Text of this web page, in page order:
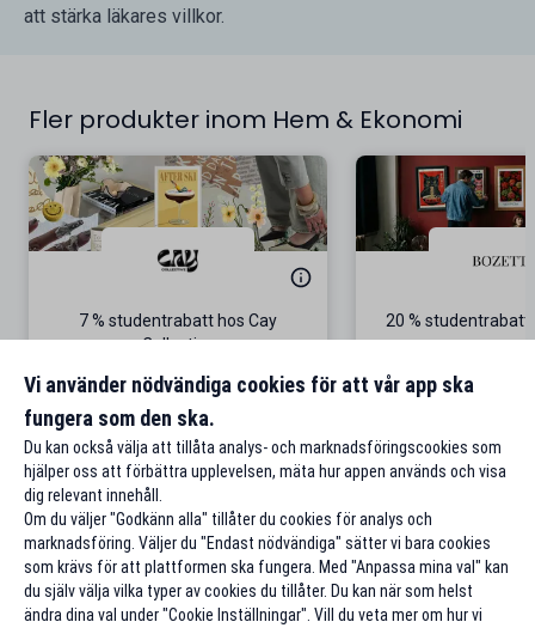
att stärka läkares villkor.
Fler produkter inom Hem & Ekonomi
7 % studentrabatt hos Cay
Collective
Till rabatten
20 %
Vi använder nödvändiga cookies för att vår app ska
fungera som den ska.
Du kan också välja att tillåta analys- och marknadsföringscookies som
hjälper oss att förbättra upplevelsen, mäta hur appen används och visa
dig relevant innehåll.
Om du väljer "Godkänn alla" tillåter du cookies för analys och
marknadsföring. Väljer du "Endast nödvändiga" sätter vi bara cookies
som krävs för att plattformen ska fungera. Med "Anpassa mina val" kan
du själv välja vilka typer av cookies du tillåter. Du kan när som helst
ändra dina val under "Cookie Inställningar". Vill du veta mer om hur vi